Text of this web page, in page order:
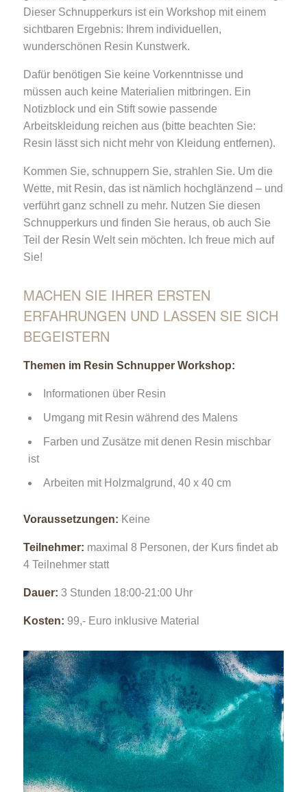
Dieser Schnupperkurs ist ein Workshop mit einem
sichtbaren Ergebnis: Ihrem individuellen,
wunderschönen Resin Kunstwerk.
Dafür benötigen Sie keine Vorkenntnisse und
müssen auch keine Materialien mitbringen. Ein
Notizblock und ein Stift sowie passende
Arbeitskleidung reichen aus (bitte beachten Sie:
Resin lässt sich nicht mehr von Kleidung entfernen).
Kommen Sie, schnuppern Sie, strahlen Sie. Um die
Wette, mit Resin, das ist nämlich hochglänzend – und
verführt ganz schnell zu mehr. Nutzen Sie diesen
Schnupperkurs und finden Sie heraus, ob auch Sie
Teil der Resin Welt sein möchten. Ich freue mich auf
Sie!
MACHEN SIE IHRER ERSTEN
ERFAHRUNGEN UND LASSEN SIE SICH
BEGEISTERN
Themen im Resin Schnupper Workshop:
Informationen über Resin
Umgang mit Resin während des Malens
Farben und Zusätze mit denen Resin mischbar
ist
Arbeiten mit Holzmalgrund, 40 x 40 cm
Voraussetzungen: Keine
Teilnehmer: maximal 8 Personen, der Kurs findet ab
4 Teilnehmer statt
Dauer: 3 Stunden 18:00-21:00 Uhr
Kosten: 99,- Euro inklusive Material